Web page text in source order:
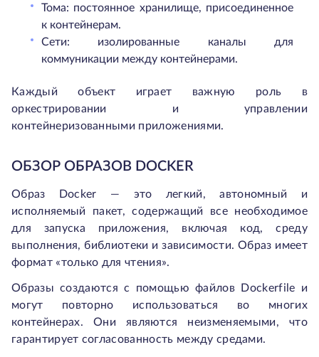
Тома: постоянное хранилище, присоединенное
к контейнерам.
Сети: изолированные каналы для
коммуникации между контейнерами.
Каждый объект играет важную роль в
оркестрировании и управлении
контейнеризованными приложениями.
ОБЗОР ОБРАЗОВ DOCKER
Образ Docker — это легкий, автономный и
исполняемый пакет, содержащий все необходимое
для запуска приложения, включая код, среду
выполнения, библиотеки и зависимости. Образ имеет
формат «только для чтения».
Образы создаются с помощью файлов Dockerfile и
могут повторно использоваться во многих
контейнерах. Они являются неизменяемыми, что
гарантирует согласованность между средами.